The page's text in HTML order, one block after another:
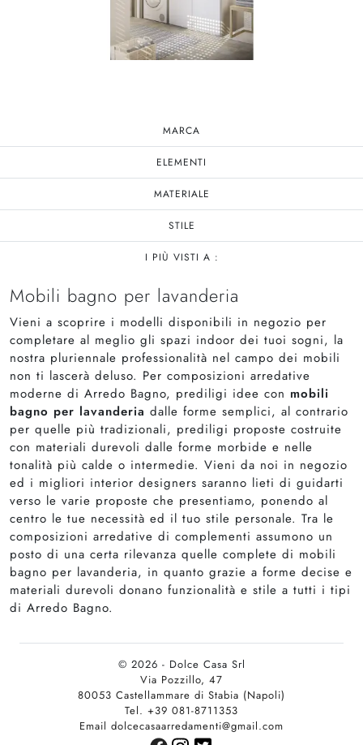
MARCA
ELEMENTI
MATERIALE
STILE
I PIÙ VISTI A :
Mobili bagno per lavanderia
Vieni a scoprire i modelli disponibili in negozio per
completare al meglio gli spazi indoor dei tuoi sogni, la
nostra pluriennale professionalità nel campo dei mobili
non ti lascerà deluso. Per composizioni arredative
moderne di Arredo Bagno, prediligi idee con mobili
bagno per lavanderia dalle forme semplici, al contrario
per quelle più tradizionali, prediligi proposte costruite
con materiali durevoli dalle forme morbide e nelle
tonalità più calde o intermedie. Vieni da noi in negozio
ed i migliori interior designers saranno lieti di guidarti
verso le varie proposte che presentiamo, ponendo al
centro le tue necessità ed il tuo stile personale. Tra le
composizioni arredative di complementi assumono un
posto di una certa rilevanza quelle complete di mobili
bagno per lavanderia, in quanto grazie a forme decise e
materiali durevoli donano funzionalità e stile a tutti i tipi
di Arredo Bagno.
© 2026 - Dolce Casa Srl
Via Pozzillo, 47
80053 Castellammare di Stabia (Napoli)
Tel. +39 081-8711353
Email dolcecasaarredamenti@gmail.com